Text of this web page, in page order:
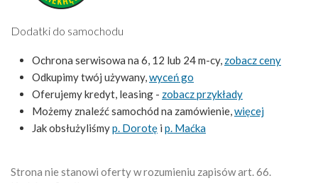
Dodatki do samochodu
Ochrona serwisowa na 6, 12 lub 24 m-cy, zobacz ceny
Odkupimy twój używany,wyceń go
Oferujemy kredyt, leasing - zobacz przykłady
Możemy znaleźć samochód na zamówienie,więcej
Jak obsłużyliśmyp. Dorotę i p. Maćka
Strona nie stanowi oferty w rozumieniu zapisów art. 66.